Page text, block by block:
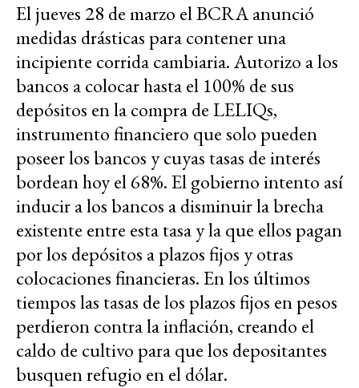
El jueves 28 de marzo el BCRA anunció
medidas drásticas para contener una
incipiente corrida cambiaria. Autorizo a los
bancos a colocar hasta el 100% de sus
depósitos en la compra de LELIQs,
instrumento financiero que solo pueden
poseer los bancos y cuyas tasas de interés
bordean hoy el 68%. El gobierno intento así
inducir a los bancos a disminuir la brecha
existente entre esta tasa y la que ellos pagan
por los depósitos a plazos fijos y otras
colocaciones financieras. En los últimos
tiempos las tasas de los plazos fijos en pesos
perdieron contra la inflación, creando el
caldo de cultivo para que los depositantes
busquen refugio en el dólar.